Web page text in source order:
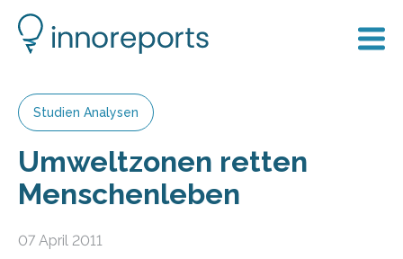
Studien Analysen
Umweltzonen retten
Menschenleben
07 April 2011